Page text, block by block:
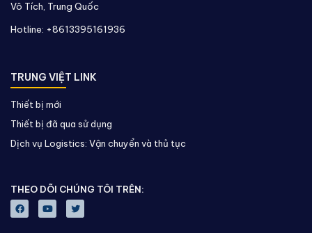
Vô Tích, Trung Quốc
Hotline: +8613395161936
TRUNG VIỆT LINK
Thiết bị mới
Thiết bị đã qua sử dụng
Dịch vụ Logistics: Vận chuyển và thủ tục
THEO DÕI CHÚNG TÔI TRÊN: